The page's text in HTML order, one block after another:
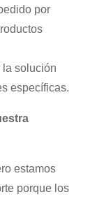
por
la solución
específicas.
estamos
porque los